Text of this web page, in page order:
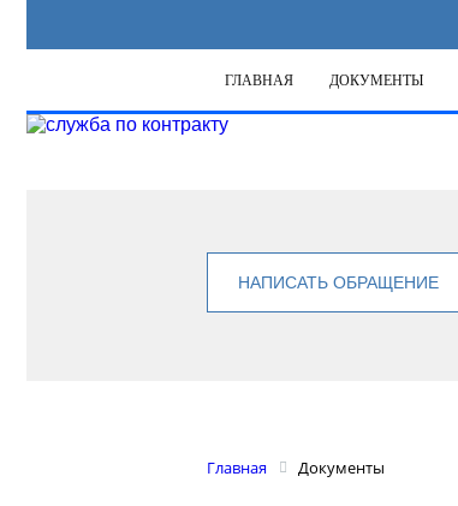
ГЛАВНАЯ ДОКУМЕНТЫ
НАПИСАТЬ ОБРАЩЕНИЕ
Главная Документы